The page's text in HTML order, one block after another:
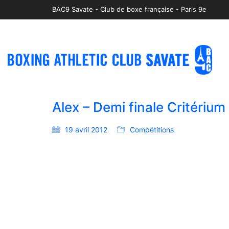
BAC9 Savate - Club de boxe française - Paris 9e
Alex – Demi finale Critérium
19 avril 2012 Compétitions